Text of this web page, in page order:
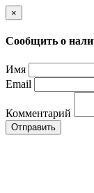
×
Сообщить о
Имя
Email
Комментарий
Отправить